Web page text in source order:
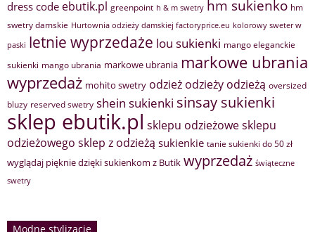
dress code ebutik.pl greenpoint h & m swetry hm sukienko hm
swetry damskie Hurtownia odzieży damskiej factoryprice.eu kolorowy sweter w
paski letnie wyprzedaże lou sukienki mango eleganckie
sukienki mango ubrania markowe ubrania markowe ubrania
wyprzedaż mohito swetry odzież odzieży odzieżą oversized
bluzy reserved swetry shein sukienki sinsay sukienki
sklep ebutik.pl sklepu odzieżowesklepu
odzieżowego sklep z odzieżą sukienkie tanie sukienki do 50 zł
wyglądaj pięknie dzięki sukienkom z Butik wyprzedaż świąteczne
swetry
Modne stylizacje